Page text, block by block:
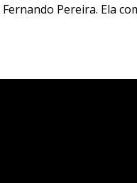
Pereira. Ela